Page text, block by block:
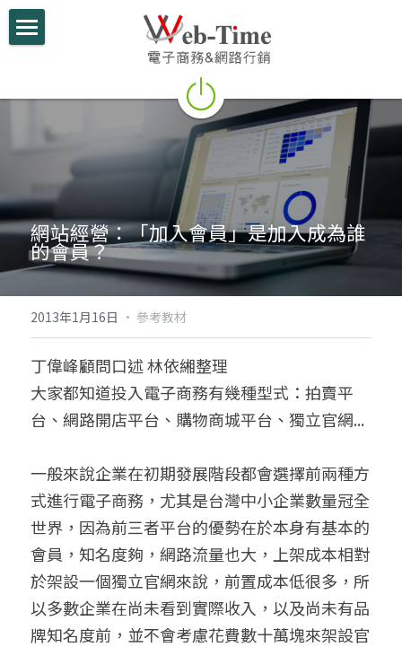
電商學堂
跨境行銷
微信行銷
網路開店
電商部落格
行動支付整合
跨境電商實績
搜索
網站經營：「加入會員」是加入成為誰
的會員？
2013年1月16日 · 參考教材
丁偉峰顧問口述 林依緗整理
大家都知道投入電子商務有幾種型式：拍賣平
台、網路開店平台、購物商城平台、獨立官網...
一般來說企業在初期發展階段都會選擇前兩種方
式進行電子商務，尤其是台灣中小企業數量冠全
世界，因為前三者平台的優勢在於本身有基本的
會員，知名度夠，網路流量也大，上架成本相對
於架設一個獨立官網來說，前置成本低很多，所
以多數企業在尚未看到實際收入，以及尚未有品
牌知名度前，並不會考慮花費數十萬塊來架設官